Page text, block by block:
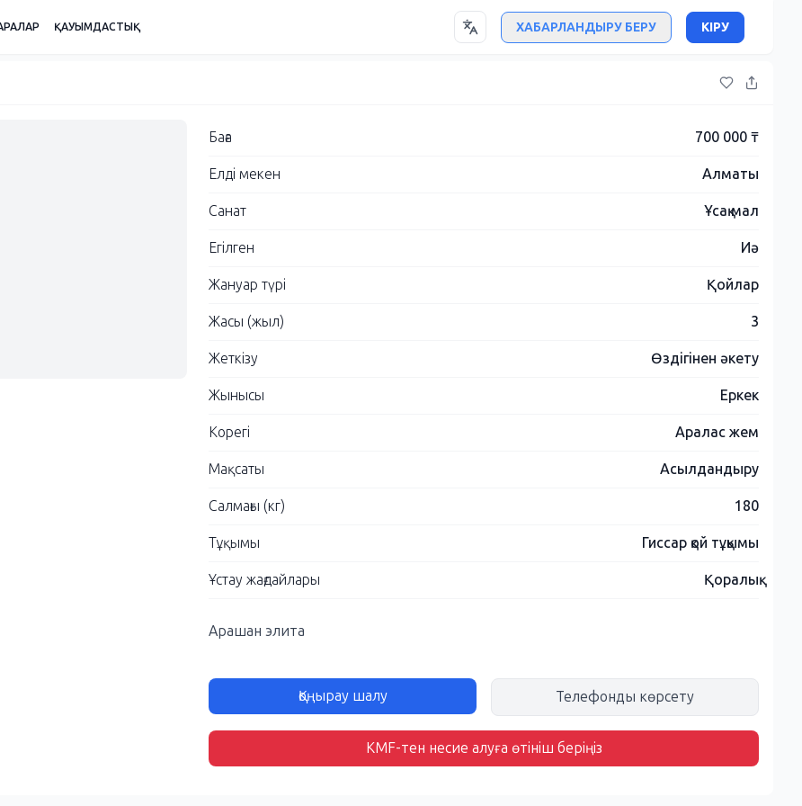
ҚАУЫМДАСТЫҚ ХАБАРЛАНДЫРУ БЕРУ КІРУ
Баға 700 000 ₸
Елді мекен Алматы
Санат Ұсақ мал
Егілген Иә
Жануар түрі Қойлар
Жасы (жыл) 3
Жеткізу Өздігінен әкету
Жынысы Еркек
Корегі Аралас жем
Мақсаты Асылдандыру
Салмағы (кг) 180
Тұқымы Гиссар қой тұқымы
Ұстау жағдайлары Қоралық
Арашан элита
Қоңырау шалу Телефонды көрсету
KMF-тен несие алуға өтініш беріңіз